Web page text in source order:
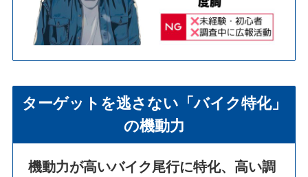
ターゲットを逃さない「バイク特化」
の機動力
機動力が高いバイク尾行に特化、高い調